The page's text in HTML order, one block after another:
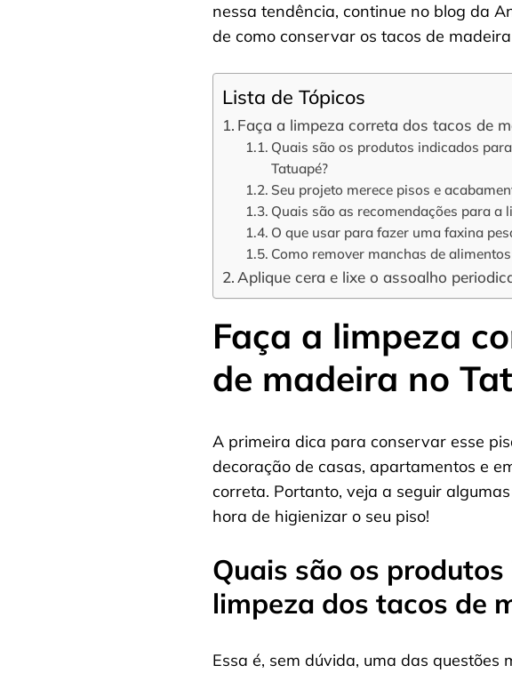
nessa tendência, continue no blog da
de como conservar os tacos de
Lista de Tópicos
Faça a limpeza correta dos tacos de
Quais são os produtos indicados
Tatuapé?
Seu projeto merece pisos e
Quais são as recomendações para a
O que usar para fazer uma faxina
Como remover manchas de
Aplique cera e lixe o assoalho
Faça a limpeza
de madeira no
A primeira dica para conservar esse
decoração de casas, apartamentos e
correta. Portanto, veja a seguir
hora de higienizar o seu piso!
Quais são os
limpeza dos tacos de
Essa é, sem dúvida, uma das questões